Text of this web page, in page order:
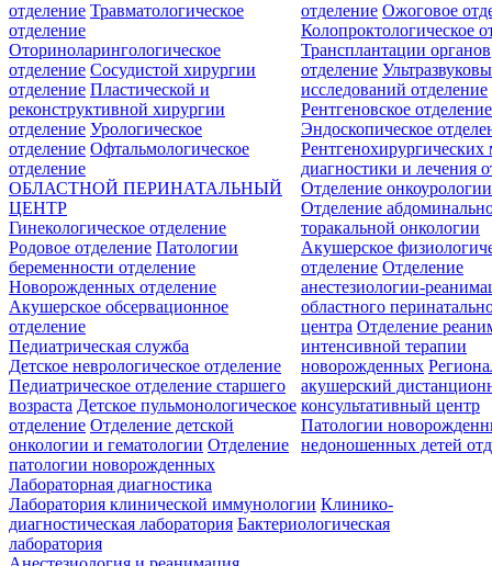
отделение Травматологическое
отделение
Оториноларингологическое
отделение Сосудистой хирургии
отделение Пластической и
реконструктивной хирургии
отделение Урологическое
отделение Офтальмологическое
отделение
отделение Ожоговое
Колопроктологическое
Трансплантации органов
отделение
исследований отделение
Рентгеновское отделение
Эндоскопическое
Рентгенохирургических
диагностики и лечения
Отделение онкоурологии
Отделение
торакальной онкологии
ОБЛАСТНОЙ ПЕРИНАТАЛЬНЫЙ
ЦЕНТР
Гинекологическое отделение
Родовое отделение Патологии
беременности отделение
Новорожденных отделение
Акушерское обсервационное
отделение
Акушерское
отделение Отделение
анестезиологии-
областного
центра Отделение
интенсивной терапии
новорожденных
акушерский
консультативный центр
Патологии
недоношенных детей
Педиатрическая служба
Детское неврологическое отделение
Педиатрическое отделение старшего
возраста Детское пульмонологическое
отделение Отделение детской
онкологии и гематологии Отделение
патологии новорожденных
Лабораторная диагностика
Лаборатория клинической иммунологии Клинико-
диагностическая лаборатория Бактериологическая
лаборатория